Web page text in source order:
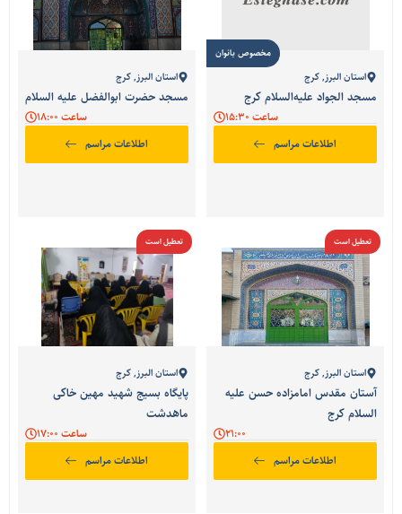
استان البرز,کرج
مسجد الجواد علیه‌السلام کرج
ساعت 15:30
اطلاعات مراسم
مخصوص بانوان
استان البرز,کرج
مسجد حضرت ابوالفضل علیه السلام
ساعت 18:00
اطلاعات مراسم
تعطیل است
استان البرز,کرج
آستان مقدس امامزاده حسن علیه
السلام کرج
اطلاعات مراسم
تعطیل است
استان البرز,کرج
پایگاه بسیج شهید مهین خاکی
ماهدشت
ساعت 17:00
اطلاعات مراسم